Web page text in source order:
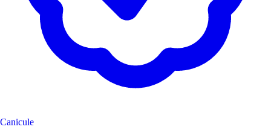
Canicule